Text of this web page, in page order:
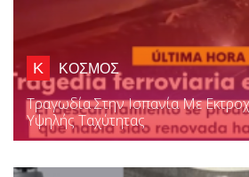
Κ ΚΟΣΜΟΣ
Τραγωδία Στην Ισπανία Με
Υψηλής Ταχύτητας